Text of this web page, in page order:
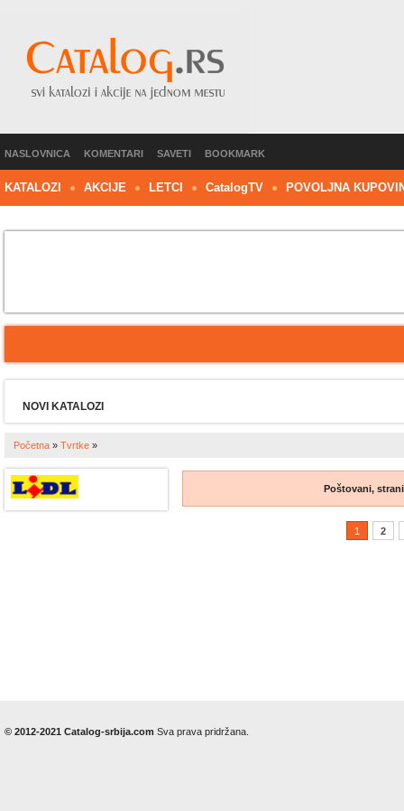
NASLOVNICA KOMENTARI SAVETI BOOKMARK
KATALOZI AKCIJE LETCI CatalogTV POVOLJNA
NOVI KATALOZI
Početna » Tvrtke »
Poštovani,
1 2
© 2012-2021 Catalog-srbija.com Sva prava pridržana.